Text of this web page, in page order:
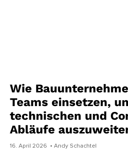
Wie
Teams einsetzen,
technischen und
Abläufe
16. April 2026 • Andy Schachtel